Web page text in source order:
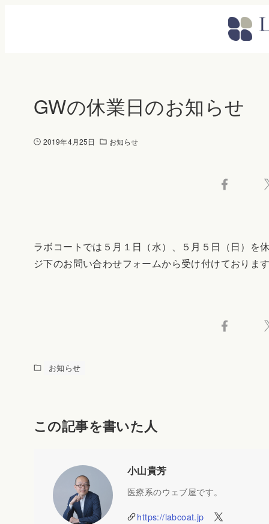
GWの休業日のお知らせ
2019年4月25日 お知らせ
ラボコートでは５月１日（水）、５月５日（日）を
ジ下のお問い合わせフォームから受け付けておりま
お知らせ
この記事を書いた人
小山貴芳
医療系のウェブ屋です。
https://labcoat.jp